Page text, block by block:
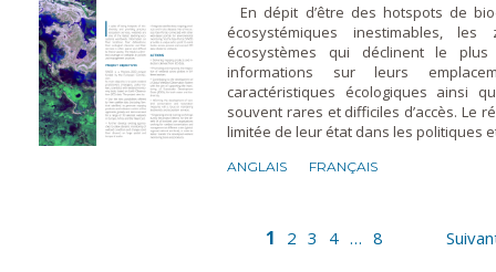
En dépit d’être des hotspots de
écosystémiques inestimables,
écosystèmes qui déclinent le
informations sur leurs
caractéristiques écologiques ainsi
souvent rares et difficiles d’accès. Le
limitée de leur état dans les politiques
ANGLAIS FRANÇAIS
1 2 3 4 … 8